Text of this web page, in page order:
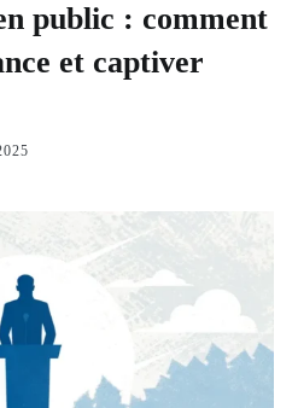
public : comment
et captiver